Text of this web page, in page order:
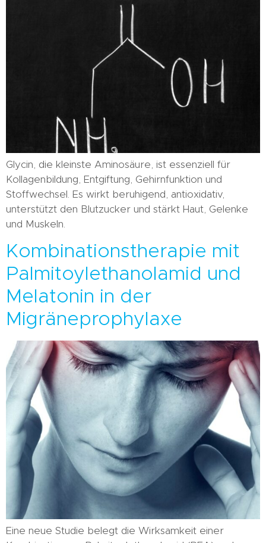
Glycin, die kleinste Aminosäure, ist essenziell für
Kollagenbildung, Entgiftung, Gehirnfunktion und
Stoffwechsel. Es wirkt beruhigend, antioxidativ,
unterstützt den Blutzucker und stärkt Haut, Gelenke
und Muskeln.
Kombinationstherapie mit
Palmitoylethanolamid und
Melatonin in der
Migräneprophylaxe
Eine neue Studie belegt die Wirksamkeit einer